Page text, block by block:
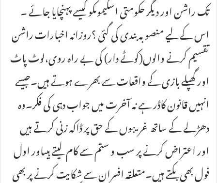
تک راشن اور دیگر حکومتی اسکیموںکو کیسے پہنچایا جائے ۔
اس کے لیے منصوبہ بندی کی گئی ؟روزانہ اخبارات راشن
تقسیم کرنے والوں(کوٹے دار) کی بے راہ روی،لوٹ پاٹ
اور گھپلے بازی کے واقعات سے بھرے ہوتے ہیں۔جیسے
انہیں قانون کاڈر ہے نہ آخرت میں جواب دہی کی فکر۔وہ
دھڑلے کے ساتھ غریبوں کے حق پر ڈاکہ زنی کرتے ہیں
اور اعتراض کرنے پر سب و ستم سے کام لیتے ہیںاور اول
فول بھی بکتے ہیں۔متعلقہ افسران سے شکایت کرنے پر بھی